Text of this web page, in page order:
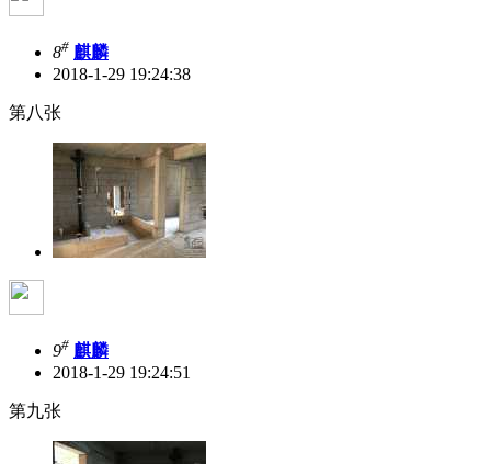
8# 麒麟
2018-1-29 19:24:38
第八张
9# 麒麟
2018-1-29 19:24:51
第九张